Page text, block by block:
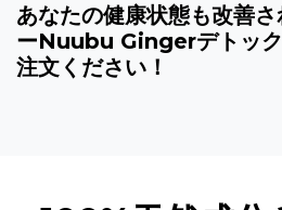
あなたの健康状態も改善
ーNuubu Gingerデトッ
注文ください！